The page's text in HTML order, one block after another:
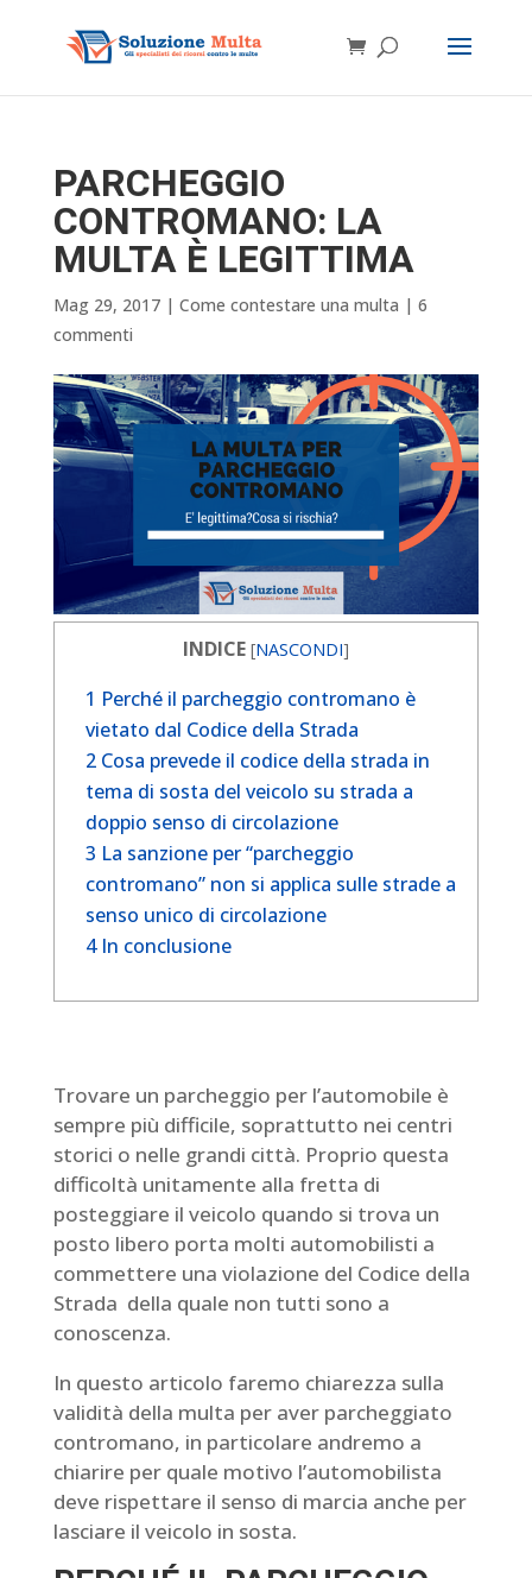
PARCHEGGIO
CONTROMANO: LA
MULTA È LEGITTIMA
Mag 29, 2017| Come contestare una multa | 6
commenti
INDICE [NASCONDI]
1 Perché il parcheggio contromano è
vietato dal Codice della Strada
2Cosa prevede il codice della strada in
tema di sosta del veicolo su strada a
doppio senso di circolazione
3 La sanzione per “parcheggio
contromano” non si applica sulle strade a
senso unico di circolazione
4In conclusione
Trovare un parcheggio per l’automobile è
sempre più difficile, soprattutto nei centri
storici o nelle grandi città. Proprio questa
difficoltà unitamente alla fretta di
posteggiare il veicolo quando si trova un
posto libero porta molti automobilisti a
commettere una violazione del Codice della
Strada della quale non tutti sono a
conoscenza.
In questo articolo faremo chiarezza sulla
validità della multa per aver parcheggiato
contromano, in particolare andremo a
chiarire per quale motivo l’automobilista
deve rispettare il senso di marcia anche per
lasciare il veicolo in sosta.